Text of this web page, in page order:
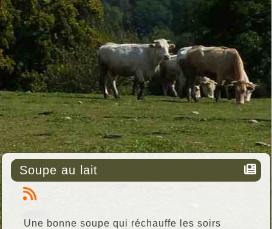
Soupe au lait
Une bonne soupe qui réchauffe les soirs